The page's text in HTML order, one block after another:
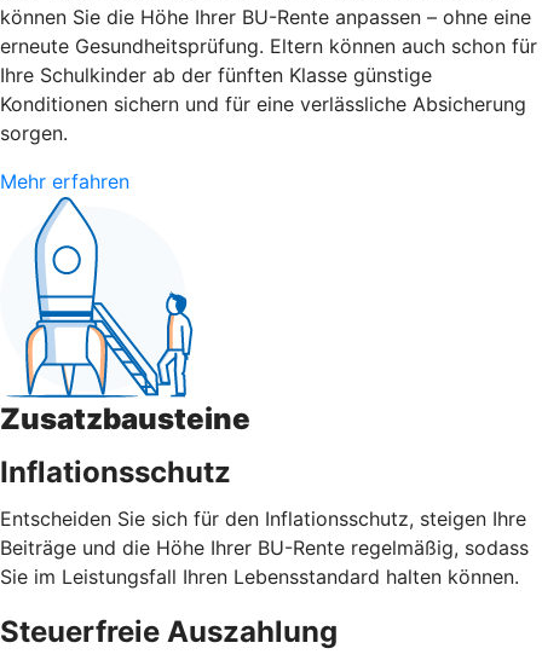
können Sie die Höhe Ihrer BU-Rente anpassen – ohne eine
erneute Gesundheitsprüfung. Eltern können auch schon für
Ihre Schulkinder ab der fünften Klasse günstige
Konditionen sichern und für eine verlässliche Absicherung
sorgen.
Mehr erfahren
Zusatzbausteine
Inflationsschutz
Entscheiden Sie sich für den Inflationsschutz, steigen Ihre
Beiträge und die Höhe Ihrer BU-Rente regelmäßig, sodass
Sie im Leistungsfall Ihren Lebensstandard halten können.
Steuerfreie Auszahlung